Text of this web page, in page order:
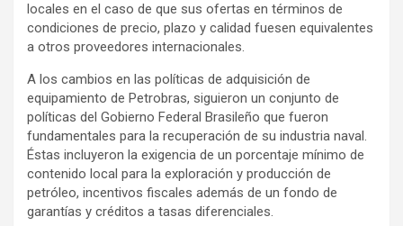
locales en el caso de que sus ofertas en términos de
condiciones de precio, plazo y calidad fuesen equivalentes
a otros proveedores internacionales.
A los cambios en las políticas de adquisición de
equipamiento de Petrobras, siguieron un conjunto de
políticas del Gobierno Federal Brasileño que fueron
fundamentales para la recuperación de su industria naval.
Éstas incluyeron la exigencia de un porcentaje mínimo de
contenido local para la exploración y producción de
petróleo, incentivos fiscales además de un fondo de
garantías y créditos a tasas diferenciales.